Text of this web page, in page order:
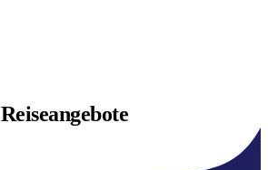
Reiseangebote